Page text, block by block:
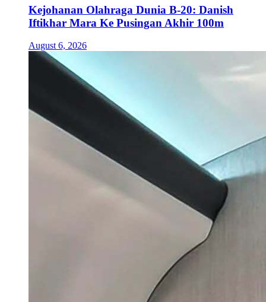
Kejohanan Olahraga Dunia B-20: Danish
Iftikhar Mara Ke Pusingan Akhir 100m
August 6, 2026